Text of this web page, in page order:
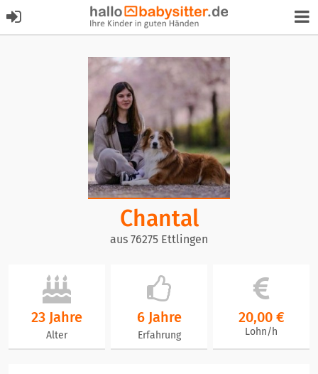
Chantal
aus 76275 Ettlingen
23 Jahre
Alter
6 Jahre
Erfahrung
20,00 €
Lohn/h